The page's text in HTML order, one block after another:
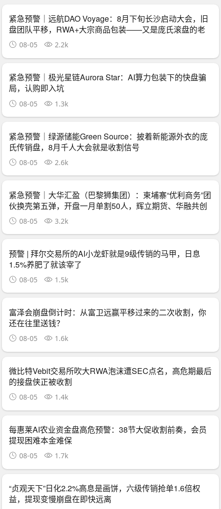
紧急预警｜远航DAO Voyage：8月下旬长沙启动大会，旧
盘团队平移，RWA+大宗商品包装——又是庞氏滚盘的老
剧本08-05 2.2k
紧急预警｜极光星链Aurora Star：AI算力包装下的快盘骗
局，认购即入坑
08-05 1.3k
紧急预警｜绿源储能Green Source：披着新能源外衣的庞
氏传销盘，8月千人大会就是收割信号
08-05 2.6k
紧急预警｜大华汇盈（巴黎狮集团）：柬埔寨“优利商务”团
伙换壳第五弹，开盘一月单割50人，辉立期货、华融共创
怎么崩的它就怎么崩
08-05 3.2k
预警 | 拜尔交易所的AI小龙虾就是9级传销的马甲，日息
1.5%养肥了就该宰了
08-05 1.5k
富泽会崩盘倒计时：从富卫远赢平移过来的二次收割，你
还在往里送钱？
08-05 1.6k
微比特Vebit交易所吹大RWA泡沫遭SEC点名，高危期最后
的接盘侠正被收割
08-05 1.4k
每惠莱AI农业资金盘高危预警：38节大促收割前奏，会员
提现困难本金难保
08-05 1.7k
“贞观天下”日化2.2%高息是画饼，六级传销抢单1.6倍权
益，提现变慢崩盘在即快远离